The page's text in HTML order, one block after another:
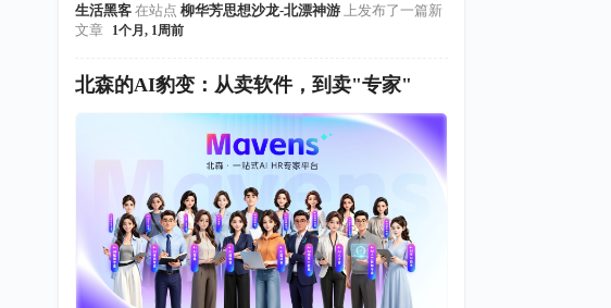
生活黑客在站点 柳华芳思想沙龙-北漂神游上发布了一篇新
文章
1个月, 1周前
北森的AI豹变：从卖软件，到卖"专家"